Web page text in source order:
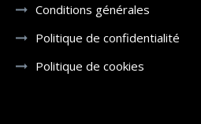
Conditions générales
Politique de confidentialité
Politique de cookies